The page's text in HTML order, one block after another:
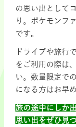
の思い出として
り。ポケモンフ
です。
ドライブや旅行
をご利用の際は
い。数量限定で
になる方はお早
旅の途中にしか
思い出をぜひ見